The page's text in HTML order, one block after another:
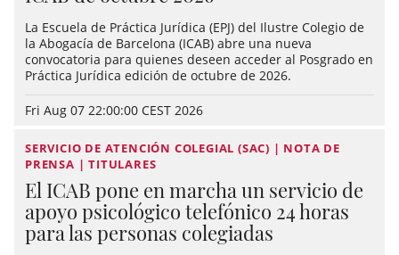
La Escuela de Práctica Jurídica (EPJ) del Ilustre Colegio de
la Abogacía de Barcelona (ICAB) abre una nueva
convocatoria para quienes deseen acceder al Posgrado en
Práctica Jurídica edición de octubre de 2026.
Fri Aug 07 22:00:00 CEST 2026
SERVICIO DE ATENCIÓN COLEGIAL (SAC) | NOTA DE
PRENSA | TITULARES
El ICAB pone en marcha un servicio de
apoyo psicológico telefónico 24 horas
para las personas colegiadas